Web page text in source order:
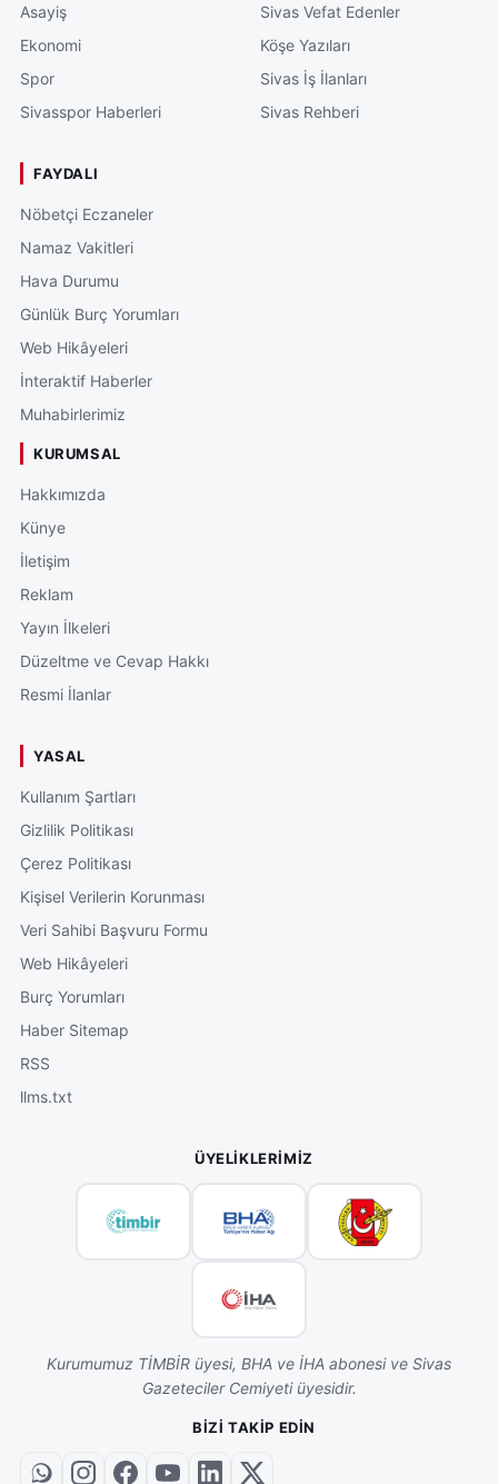
Asayiş
Ekonomi
Spor
Sivasspor Haberleri
Sivas Vefat Edenler
Köşe Yazıları
Sivas İş İlanları
Sivas Rehberi
FAYDALI
Nöbetçi Eczaneler
Namaz Vakitleri
Hava Durumu
Günlük Burç Yorumları
Web Hikâyeleri
İnteraktif Haberler
Muhabirlerimiz
KURUMSAL
Hakkımızda
Künye
İletişim
Reklam
Yayın İlkeleri
Düzeltme ve Cevap Hakkı
Resmi İlanlar
YASAL
Kullanım Şartları
Gizlilik Politikası
Çerez Politikası
Kişisel Verilerin Korunması
Veri Sahibi Başvuru Formu
Web Hikâyeleri
Burç Yorumları
Haber Sitemap
RSS
llms.txt
ÜYELIKLERIMIZ
Kurumumuz TİMBİR üyesi, BHA ve İHA abonesi ve Sivas
Gazeteciler Cemiyeti üyesidir.
BIZI TAKIP EDIN